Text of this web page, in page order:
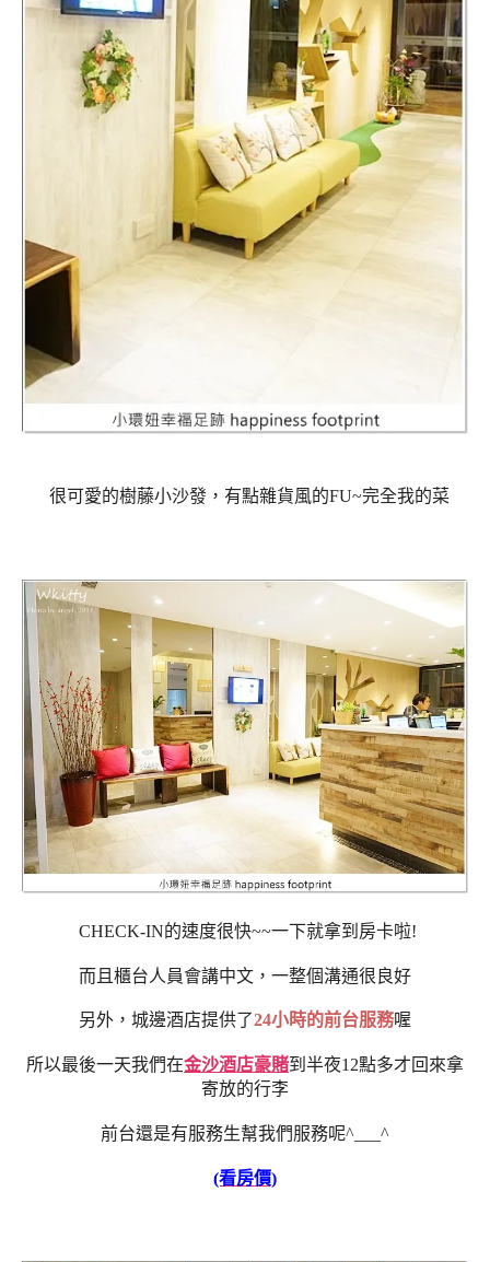
很可愛的樹藤小沙發，有點雜貨風的FU~完全我的菜
CHECK-IN的速度很快~~一下就拿到房卡啦!
而且櫃台人員會講中文，一整個溝通很良好
另外，城邊酒店提供了24小時的前台服務喔
所以最後一天我們在金沙酒店豪賭到半夜12點多才回來拿
寄放的行李
前台還是有服務生幫我們服務呢^___^
(看房價)